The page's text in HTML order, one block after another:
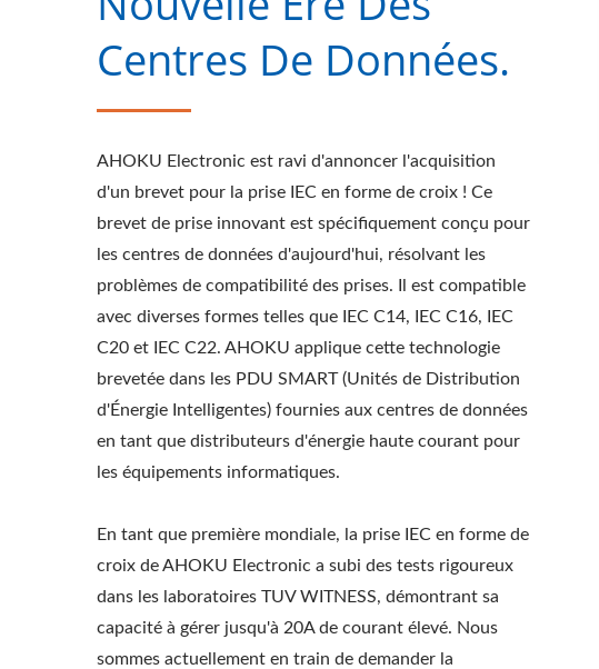
Centres De Données.
AHOKU Electronic est ravi d'annoncer l'acquisition
d'un brevet pour la prise IEC en forme de croix ! Ce
brevet de prise innovant est spécifiquement conçu pour
les centres de données d'aujourd'hui, résolvant les
problèmes de compatibilité des prises. Il est compatible
avec diverses formes telles que IEC C14, IEC C16, IEC
C20 et IEC C22. AHOKU applique cette technologie
brevetée dans les PDU SMART (Unités de Distribution
d'Énergie Intelligentes) fournies aux centres de données
en tant que distributeurs d'énergie haute courant pour
les équipements informatiques.
En tant que première mondiale, la prise IEC en forme de
croix de AHOKU Electronic a subi des tests rigoureux
dans les laboratoires TUV WITNESS, démontrant sa
capacité à gérer jusqu'à 20A de courant élevé. Nous
sommes actuellement en train de demander la
PDU Rack EU/US
Adaptateur